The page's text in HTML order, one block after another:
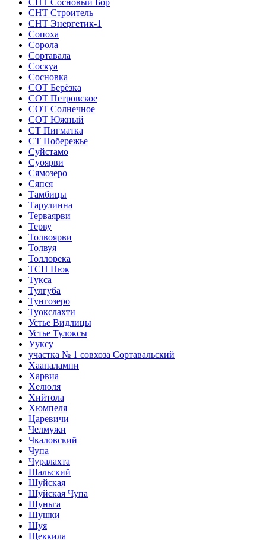
СНТ Сосновый Бор
СНТ Строитель
СНТ Энергетик-1
Сопоха
Сорола
Сортавала
Соскуа
Сосновка
СОТ Берёзка
СОТ Петровское
СОТ Солнечное
СОТ Южный
СТ Пигматка
СТ Побережье
Суйстамо
Суоярви
Сямозеро
Сяпся
Тамбицы
Тарулинна
Терваярви
Терву
Толвоярви
Толвуя
Толлорека
ТСН Нюк
Тукса
Тулгуба
Тунгозеро
Туокслахти
Устье Видлицы
Устье Тулоксы
Ууксу
участка № 1 совхоза Сортавальский
Хаапалампи
Харвиа
Хелюля
Хийтола
Хюмпеля
Царевичи
Челмужи
Чкаловский
Чупа
Чуралахта
Шальский
Шуйская
Шуйская Чупа
Шуньга
Шушки
Шуя
Щеккила